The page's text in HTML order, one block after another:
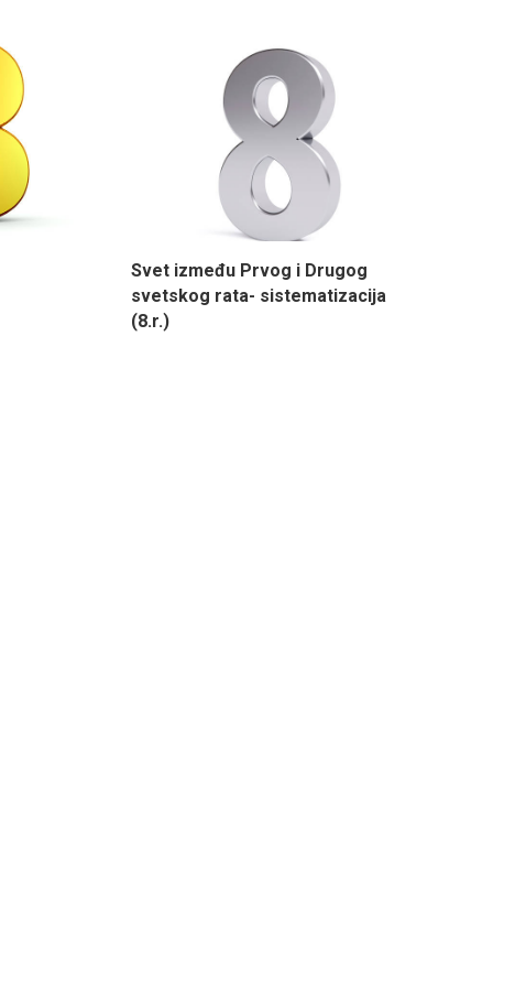
Svet između Prvog i Drugog
svetskog rata- sistematizacija
(8.r.)